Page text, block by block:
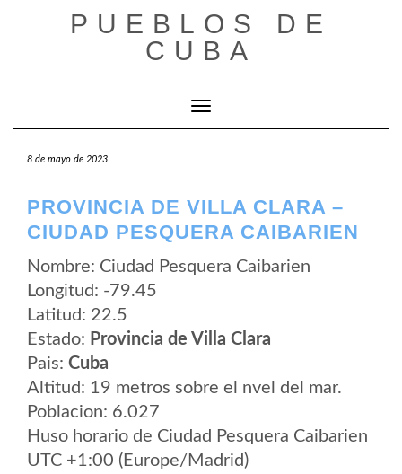
PUEBLOS DE
CUBA
Cambiar modo de navegación
8 de mayo de 2023
PROVINCIA DE VILLA CLARA –
CIUDAD PESQUERA CAIBARIEN
Nombre: Ciudad Pesquera Caibarien
Longitud: -79.45
Latitud: 22.5
Estado: Provincia de Villa Clara
Pais: Cuba
Altitud: 19 metros sobre el nvel del mar.
Poblacion: 6.027
Huso horario de Ciudad Pesquera Caibarien
UTC +1:00 (Europe/Madrid)